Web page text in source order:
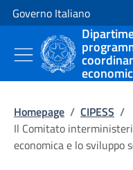
Vai al contenuto
Vai alla navigazione del sito
Governo Italiano
Homepage / CIPESS /
Il Comitato
economica e lo sviluppo